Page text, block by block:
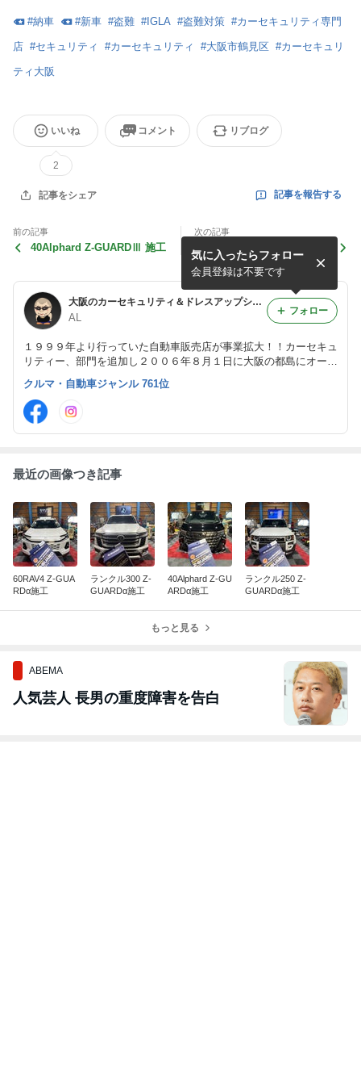
#納車 #新車 #盗難 #IGLA #盗難対策 #カーセキュリティ専門
店 #セキュリティ #カーセキュリティ #大阪市鶴見区 #カーセキュリ
ティ大阪
いいね
2
コメント リブログ
記事をシェア 記事を報告する
前の記事
40Alphard Z-GUARDⅢ 施工
次の記事
ランクル250 Z-GUARDⅢ 施
工
大阪のカーセキュリティ＆ドレスアップショップ☆☆ オートラウンジ☆☆
AL
１９９９年より行っていた自動車販売店が事業拡大！！カーセキュ
リティー、部門を追加し２００６年８月１日に大阪の都島にオープ
ンしました。新車、中古車の販売と同時にナビ、セキュリティー、
オーディオなどのカスタムも出来ますのでご相談下さい。
気に入ったらフォロー
会員登録は不要です
フォロー
クルマ・自動車ジャンル 761位
最近の画像つき記事
60RAV4 Z-GUA
RDα施工
ランクル300 Z-
GUARDα施工
40Alphard Z-GU
ARDα施工
ランクル250 Z-
GUARDα施工
もっと見る
ABEMA
人気芸人 長男の重度障害を告白